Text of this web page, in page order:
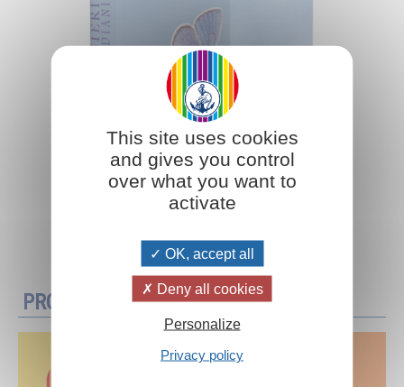
Aggiungi al carrello
PROMOZIONI
This site uses cookies
and gives you control
over what you want to
activate
OK, accept all
Deny all cookies
Personalize
Privacy policy